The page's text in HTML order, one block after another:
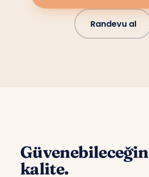
Randevu al
Güvenebileceğin
kalite.